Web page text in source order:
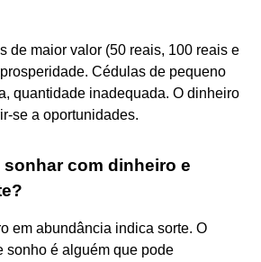
de maior valor (50 reais, 100 reais e
Cédulas de pequeno
quantidade inadequada. O dinheiro
se a oportunidades.
com dinheiro e
em abundância indica sorte. O
sonho é alguém que pode